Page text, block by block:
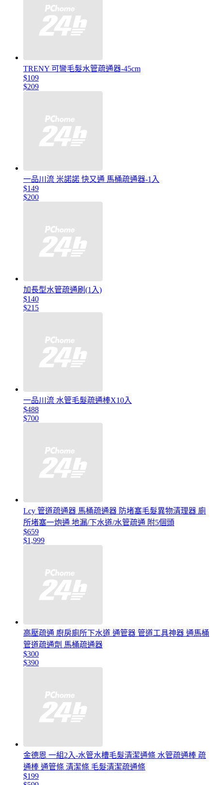
TRENY 可彎毛髮水管疏通器-45cm
$109
$209
一品川流 米諾諾 快又通 馬桶疏通器-1入
$149
$200
加長型水管疏通刷(1入)
$140
$215
一品川流 水管毛髮疏通棒X10入
$488
$700
Lcy 管道疏通器 馬桶疏通器 防堵塞毛髮異物清理器 廁
所堵塞一炮通 地漏/下水道/水管疏通 附5個頭
$659
$1,999
高壓疏通 廚房廁所下水道 通管器 管道工具神器 通馬桶
管道疏通劑 馬桶疏通器
$300
$390
金德恩 一組2入-水管水槽毛髮清潔通條 水管疏通棒 疏
通棒 通管條 清潔條 毛髮清潔疏通條
$199